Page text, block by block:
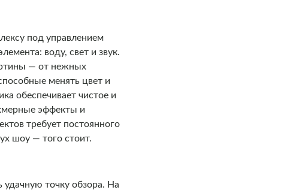
под управлением
воду, свет и звук.
— от нежных
менять цвет и
обеспечивает чистое и
эффекты и
требует постоянного
шоу — того стоит.
точку обзора. На